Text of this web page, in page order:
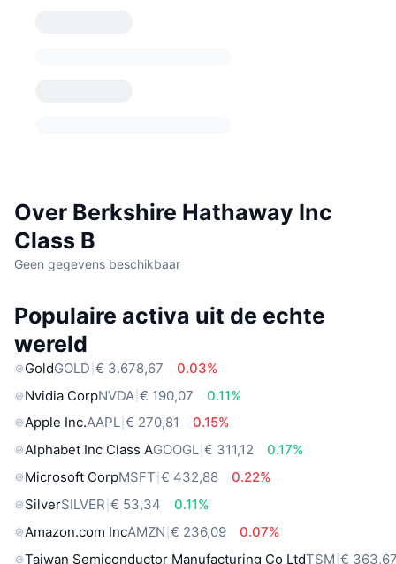
Over Berkshire Hathaway Inc
Class B
Geen gegevens beschikbaar
Populaire activa uit de echte
wereld
GoldGOLD € 3.678,67
0.03%
Nvidia CorpNVDA € 190,07
0.11%
Apple Inc.AAPL € 270,81
0.15%
Alphabet Inc Class AGOOGL € 311,12
0.17%
Microsoft CorpMSFT € 432,88
0.22%
SilverSILVER € 53,34
0.11%
Amazon.com IncAMZN € 236,09
0.07%
Taiwan Semiconductor Manufacturing Co LtdTSM €